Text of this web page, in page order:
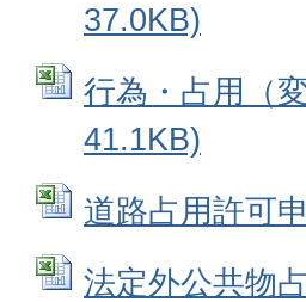
37.0KB)
行為・占用（
41.1KB)
道路占用許可
法定外公共物